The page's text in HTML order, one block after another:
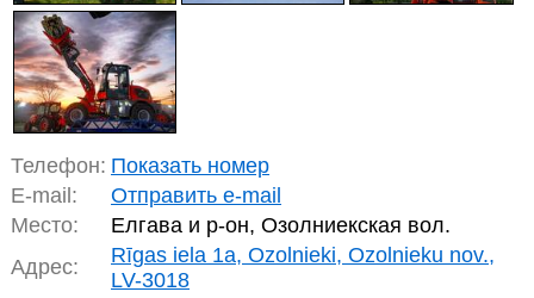
Телефон: Показать номер
E-mail:
Отправить e-mail
Место:
Елгава и р-он, Озолниекская вол.
Адрес:
Rīgas iela 1a, Ozolnieki, Ozolnieku nov.,
LV-3018